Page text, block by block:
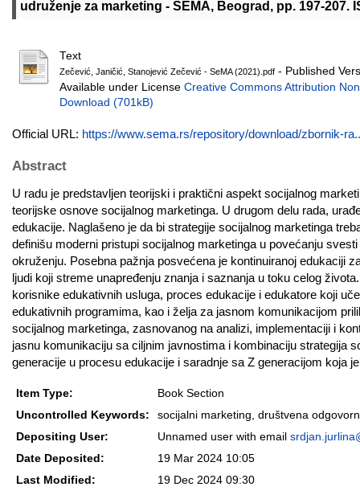
udruženje za marketing - SEMA, Beograd, pp. 197-207.
Text
Zečević, Janičić, Stanojević Zečević - SeMA (2021).pdf - Published
Available under License Creative Commons Attribution
Download (701kB)
Official URL: https://www.sema.rs/repository/download/zbornik-
Abstract
U radu je predstavljen teorijski i praktični aspekt socijalnog
teorijske osnove socijalnog marketinga. U drugom delu rada,
edukacije. Naglašeno je da bi strategije socijalnog marketinga
definišu moderni pristupi socijalnog marketinga u povećanju
okruženju. Posebna pažnja posvećena je kontinuiranoj edukaciji
ljudi koji streme unapređenju znanja i saznanja u toku celog
korisnike edukativnih usluga, proces edukacije i edukatore koji
edukativnih programima, kao i želja za jasnom komunikacijom
socijalnog marketinga, zasnovanog na analizi, implementaciji i
jasnu komunikaciju sa ciljnim javnostima i kombinaciju strategija
generacije u procesu edukacije i saradnje sa Z generacijom koja
Item Type:
Book Section
Uncontrolled Keywords:
socijalni marketing, društvena
Depositing User:
Unnamed user with email
Date Deposited:
19 Mar 2024 10:05
Last Modified:
19 Dec 2024 09:30